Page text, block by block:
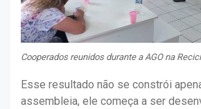
Cooperados reunidos durante a AGO na
Esse resultado não se constrói
assembleia, ele começa a ser